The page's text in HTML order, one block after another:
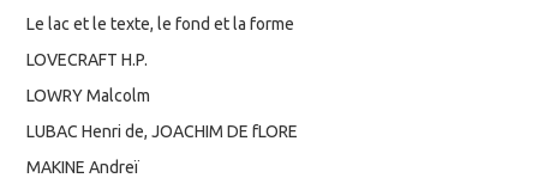
Le lac et le texte, le fond et la forme
LOVECRAFT H.P.
LOWRY Malcolm
LUBAC Henri de, JOACHIM DE fLORE
MAKINE Andreï